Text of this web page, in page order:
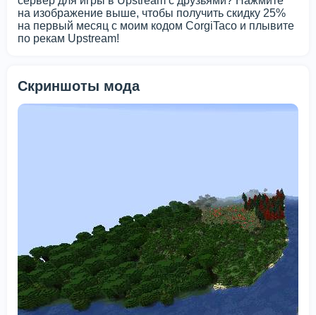
на изображение выше, чтобы получить скидку 25%
на первый месяц с моим кодом CorgiTaco и плывите
по рекам Upstream!
Скриншоты мода